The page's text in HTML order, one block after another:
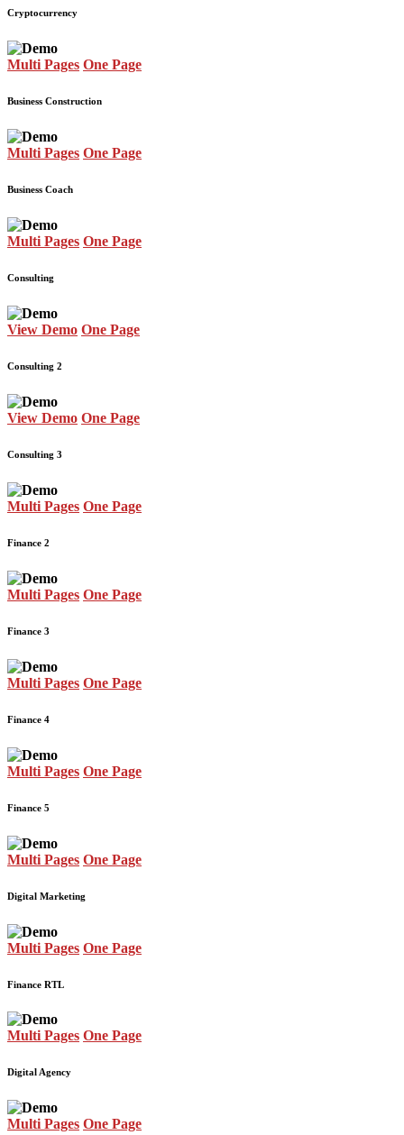
Cryptocurrency
Multi Pages One Page
Business Construction
Multi Pages One Page
Business Coach
Multi Pages One Page
Consulting
View Demo One Page
Consulting 2
View Demo One Page
Consulting 3
Multi Pages One Page
Finance 2
Multi Pages One Page
Finance 3
Multi Pages One Page
Finance 4
Multi Pages One Page
Finance 5
Multi Pages One Page
Digital Marketing
Multi Pages One Page
Finance RTL
Multi Pages One Page
Digital Agency
Multi Pages One Page